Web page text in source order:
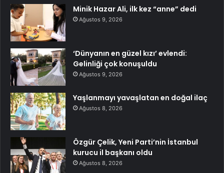
Minik Hazar Ali, ilk kez “anne” dedi
Ağustos 9, 2026
‘Dünyanın en güzel kızı’ evlendi:
Gelinliği çok konuşuldu
Ağustos 9, 2026
Yaşlanmayı yavaşlatan en doğal ilaç
Ağustos 8, 2026
Özgür Çelik, Yeni Parti’nin İstanbul
kurucu il başkanı oldu
Ağustos 8, 2026